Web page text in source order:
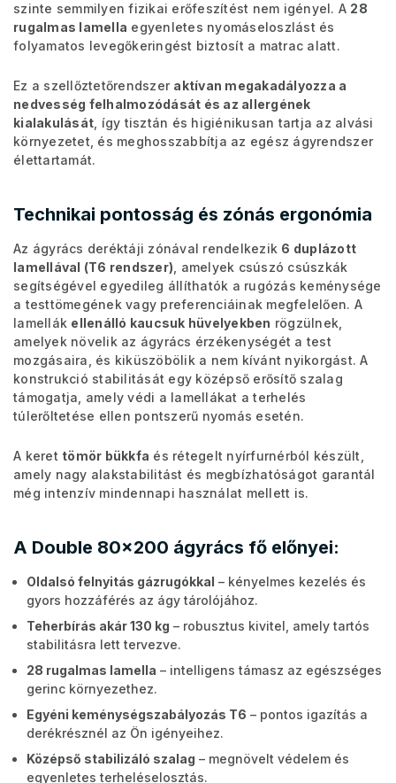
szinte semmilyen fizikai erőfeszítést nem igényel. A 28
rugalmas lamella egyenletes nyomáseloszlást és
folyamatos levegőkeringést biztosít a matrac alatt.
Ez a szellőztetőrendszer aktívan megakadályozza a
nedvesség felhalmozódását és az allergének
kialakulását , így tisztán és higiénikusan tartja az alvási
környezetet, és meghosszabbítja az egész ágyrendszer
élettartamát.
Technikai pontosság és zónás ergonómia
Az ágyrács deréktáji zónával rendelkezik 6 duplázott
lamellával (T6 rendszer) , amelyek csúszó csúszkák
segítségével egyedileg állíthatók a rugózás keménysége
a testtömegének vagy preferenciáinak megfelelően. A
lamellák ellenálló kaucsuk hüvelyekben rögzülnek,
amelyek növelik az ágyrács érzékenységét a test
mozgásaira, és kiküszöbölik a nem kívánt nyikorgást. A
konstrukció stabilitását egy középső erősítő szalag
támogatja, amely védi a lamellákat a terhelés
túlerőltetése ellen pontszerű nyomás esetén.
A keret tömör bükkfa és rétegelt nyírfurnérból készült,
amely nagy alakstabilitást és megbízhatóságot garantál
még intenzív mindennapi használat mellett is.
A Double 80x200 ágyrács fő előnyei:
Oldalsó felnyitás gázrugókkal – kényelmes kezelés és
gyors hozzáférés az ágy tárolójához.
Teherbírás akár 130 kg – robusztus kivitel, amely tartós
stabilitásra lett tervezve.
28 rugalmas lamella – intelligens támasz az egészséges
gerinc környezethez.
Egyéni keménységszabályozás T6 – pontos igazítás a
derékrésznél az Ön igényeihez.
Középső stabilizáló szalag – megnövelt védelem és
egyenletes terheléselosztás.